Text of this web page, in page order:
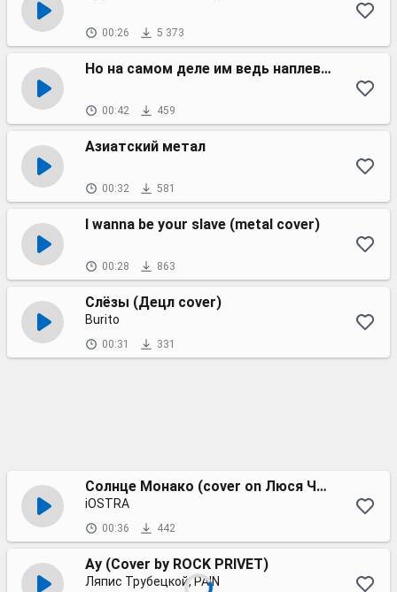
00:26 5 373
Но на самом деле им ведь наплевать на нас
00:42 459
Азиатский метал
00:32 581
I wanna be your slave (metal cover)
00:28 863
Слёзы (Децл cover)
Burito
00:31 331
Солнце Монако (cover on Люся Чеботина)
iOSTRA
00:36 442
Ау (Cover by ROCK PRIVET)
Ляпис Трубецкой, PAIN